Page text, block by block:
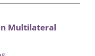
Multilateral